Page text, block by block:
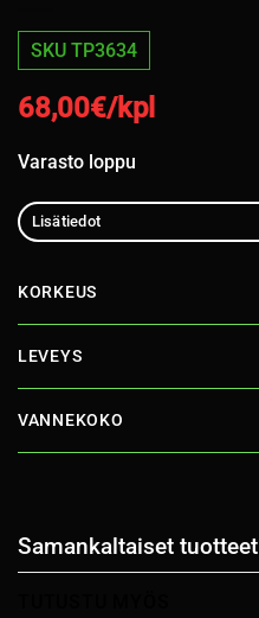
SKU TP3634
68,00€/kpl
Varasto loppu
Lisätiedot
KORKEUS
LEVEYS
VANNEKOKO
Samankaltaiset tuotteet